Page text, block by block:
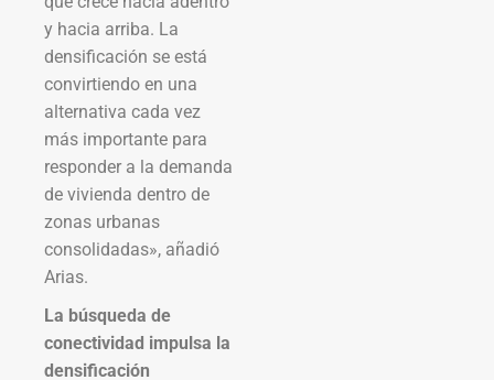
y hacia arriba. La
densificación se está
convirtiendo en una
alternativa cada vez
más importante para
responder a la demanda
de vivienda dentro de
zonas urbanas
consolidadas», añadió
Arias.
La búsqueda de
conectividad impulsa la
densificación